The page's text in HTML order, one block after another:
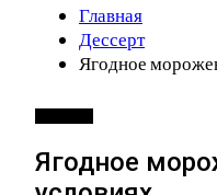
Главная
Дессерт
Ягодное
Ягодное